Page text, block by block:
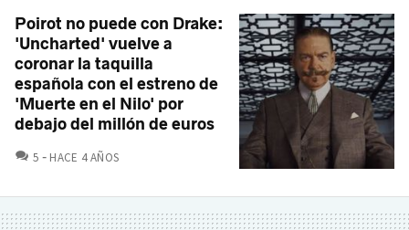
Poirot no puede con Drake:
'Uncharted' vuelve a
coronar la taquilla
española con el estreno de
'Muerte en el Nilo' por
debajo del millón de euros
5 COMENTARIOS
HACE 4 AÑOS